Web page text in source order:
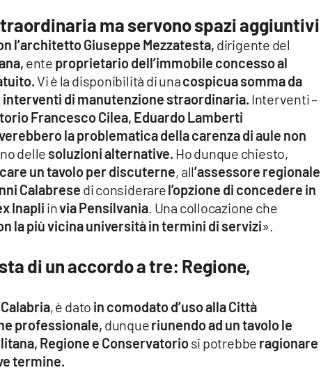
ma servono spazi aggiuntivi
l’architetto Giuseppe Mezzatesta, dirigente del
ente proprietario dell’immobile concesso al
Vi è la disponibilità di unacospicua somma da
interventi di manutenzione straordinaria. Interventi –
Francesco Cilea, Eduardo Lamberti
la problematica della carenza di aule non
delle soluzioni alternative. Ho dunque chiesto,
un tavolo per discuterne, all’assessore regionale
Calabrese di considerarel’opzione di concedere in
Inapli invia Pensilvania. Una collocazione che
la più vicina università in termini di servizi».
di un accordo a tre: Regione,
, è dato in comodato d’uso alla Città
professionale, dunqueriunendo ad un tavolo le
Regione e Conservatoriosi potrebbe ragionare
termine.